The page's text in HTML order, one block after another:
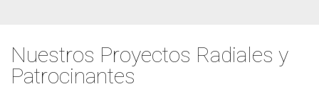
Nuestros Proyectos Radiales y
Patrocinantes